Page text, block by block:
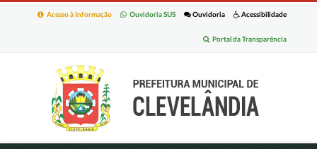
Acessibilidade
Ouvidoria
Ouvidoria SUS
Acesso à Informação
Portal da Transparência